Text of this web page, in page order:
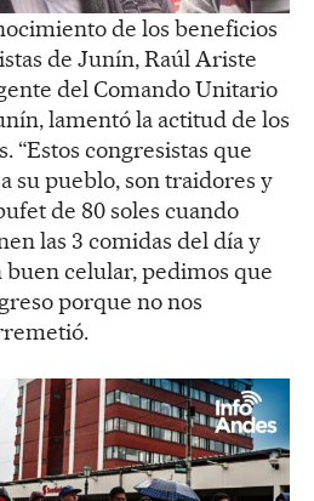
de los beneficios
de Junín, Raúl Ariste
del Comando Unitario
lamentó la actitud de los
“Estos congresistas que
su pueblo, son traidores y
de 80 soles cuando
las 3 comidas del día y
buen celular, pedimos que
porque no nos